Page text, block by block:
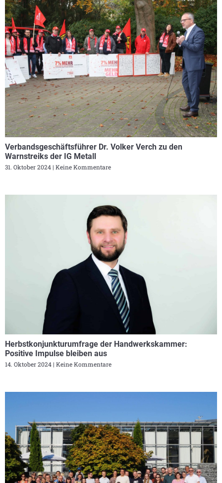
Verbandsgeschäftsführer Dr. Volker Verch zu den
Warnstreiks der IG Metall
31. Oktober 2024 Keine Kommentare
Herbstkonjunkturumfrage der Handwerkskammer:
Positive Impulse bleiben aus
14. Oktober 2024 Keine Kommentare